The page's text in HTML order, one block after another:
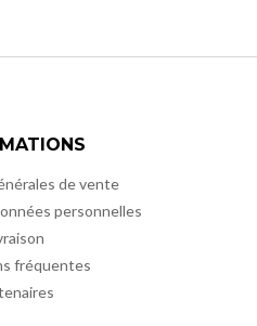
de vente
personnelles
fréquentes